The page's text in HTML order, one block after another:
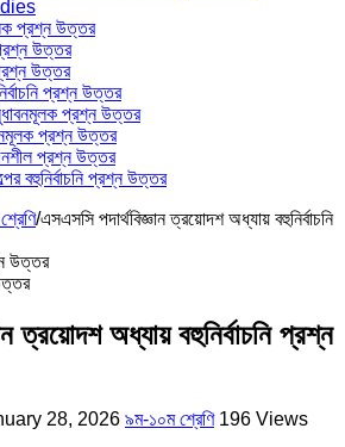
প্রশ্ন উত্তর
উত্তর
উত্তর
প্রশ্ন উত্তর
প্রশ্ন উত্তর
প্রশ্ন উত্তর
প্রশ্ন উত্তর
বহুনির্বাচনি প্রশ্ন উত্তর
/এসএসসি পদার্থবিজ্ঞান ত্রয়োদশ অধ্যায় বহুনির্বাচনি
ত্রয়োদশ অধ্যায় বহুনির্বাচনি প্রশ্ন
28, 2026 ৯ম-১০ম শ্রেণি 196 Views